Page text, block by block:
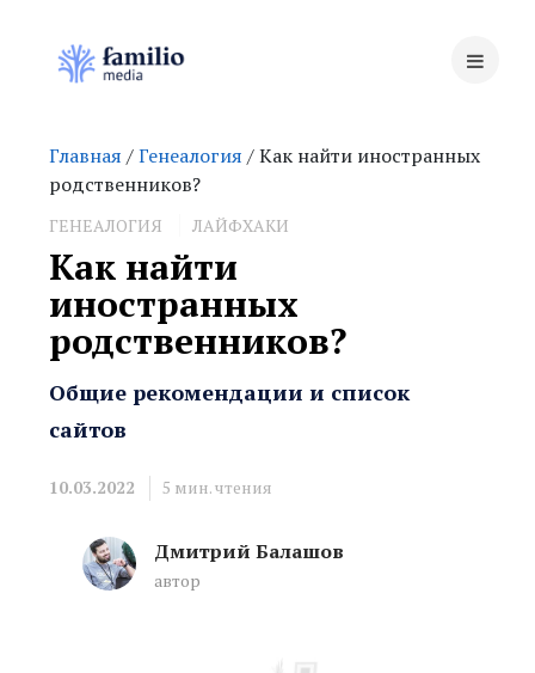
Главная /Генеалогия / Как найти иностранных
родственников?
ГЕНЕАЛОГИЯ ЛАЙФХАКИ
Как найти
иностранных
родственников?
Общие рекомендации и список
сайтов
10.03.2022 5 мин. чтения
Дмитрий Балашов
автор